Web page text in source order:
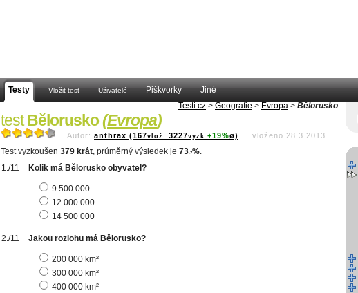
Testy Vložit test Uživatelé Piškvorky
Jiné
Testi.cz > Geografie > Evropa > Bělorusko
testBělorusko(Evropa)
Autor: anthrax (167vlož. 3227vyzk. +19%ø) vloženo 28.3.2013
Test vyzkoušen 379 krát, průměrný výsledek je 73 .7%.
Kolik má Bělorusko obyvatel?
9 500 000
12 000 000
14 500 000
Jakou rozlohu má Bělorusko?
200 000 km²
300 000 km²
400 000 km²